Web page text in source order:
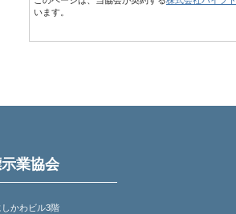
います。
業協会
かわビル3階